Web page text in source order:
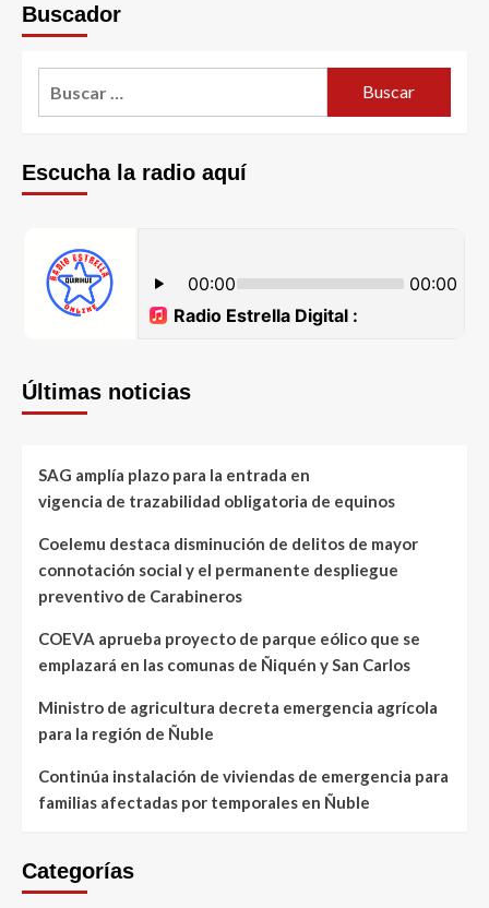
Buscador
Escucha la radio aquí
Últimas noticias
SAG amplía plazo para la entrada en
vigencia de trazabilidad obligatoria de equinos
Coelemu destaca disminución de delitos de mayor
connotación social y el permanente despliegue
preventivo de Carabineros
COEVA aprueba proyecto de parque eólico que se
emplazará en las comunas de Ñiquén y San Carlos
Ministro de agricultura decreta emergencia agrícola
para la región de Ñuble
Continúa instalación de viviendas de emergencia para
familias afectadas por temporales en Ñuble
Categorías